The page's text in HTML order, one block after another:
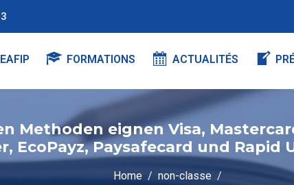
EAFIP FORMATIONS ACTUALITÉS
Methoden eignen Visa,
EcoPayz, Paysafecard und
Home
non-classe